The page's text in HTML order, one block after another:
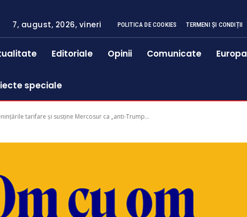
7, august, 2026, vineri POLITICA DE COOKIES TERMENI ȘI CONDIȚII
Editoriale Opinii Comunicate Europa
speciale
tarifare și susține Mercosur ca „anti-Trump...